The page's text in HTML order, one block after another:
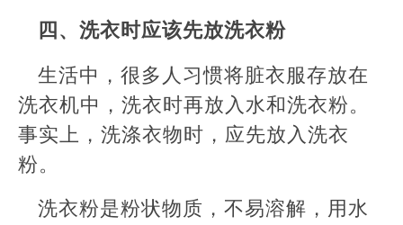
四、洗衣时应该先放洗衣粉
生活中，很多人习惯将脏衣服存放在
洗衣机中，洗衣时再放入水和洗衣粉。
事实上，洗涤衣物时，应先放入洗衣
粉。
洗衣粉是粉状物质，不易溶解，用水